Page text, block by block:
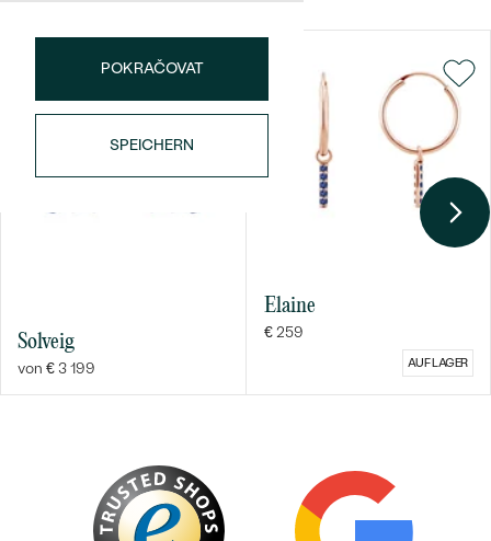
KARATGEWICHT:
1.33 ct
ABMESSUNGEN:
FORM:
Rund
POKRAČOVAT
SPEICHERN
Solveig
von € 3 199
Elaine
€ 259
AUF LAGER